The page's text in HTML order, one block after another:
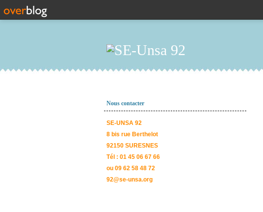
Nous contacter
SE-UNSA 92
8 bis rue Berthelot
92150 SURESNES
Tél : 01 45 06 67 66
ou 09 62 58 48 72
92@se-unsa.org